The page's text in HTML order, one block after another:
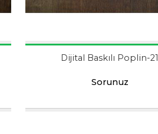
Dijital Baskılı Poplin-21
Sorunuz